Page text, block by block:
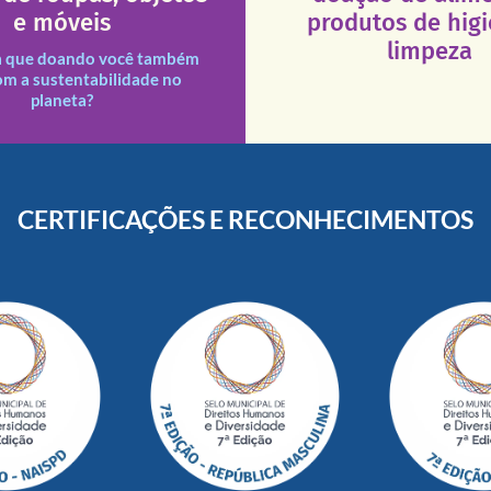
e móveis
que doando você também
a sustentabilidade no
planeta?
doações recebidas são
e divididas entre nossas
assim como outras
necessitadas.
produtos de
limpeza
Esses tipos de produtos
necessários em nossas
CERTIFICAÇÕES E RECONHECIMENTOS